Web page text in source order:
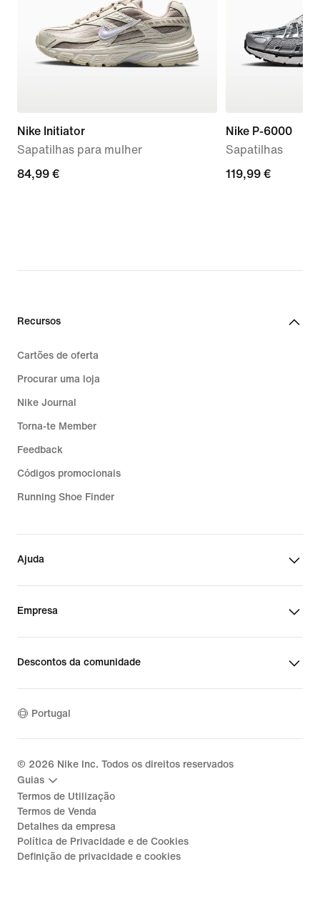
Nike Initiator
Sapatilhas para mulher
84,99
84,99 €
Nike P-6000
Sapatilhas
119,99
119,99 €
Recursos
Cartões de oferta
Procurar uma loja
Nike Journal
Torna-te Member
Feedback
Códigos promocionais
Running Shoe Finder
Ajuda
Empresa
Descontos da comunidade
Portugal
© 2026 Nike Inc. Todos os direitos reservados
Guias
Termos de Utilização
Termos de Venda
Detalhes da empresa
Política de Privacidade e de Cookies
Definição de privacidade e cookies